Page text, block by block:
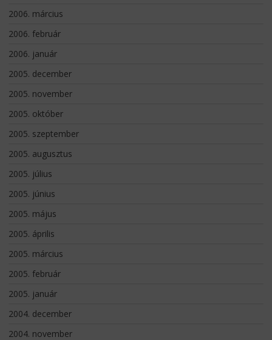
2006. március
2006. február
2006. január
2005. december
2005. november
2005. október
2005. szeptember
2005. augusztus
2005. július
2005. június
2005. május
2005. április
2005. március
2005. február
2005. január
2004. december
2004. november